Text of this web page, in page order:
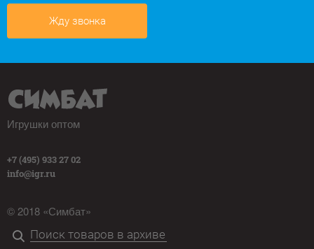
Жду звонка
Игрушки оптом
+7 (495) 933 27 02
info@igr.ru
© 2018 «Симбат»